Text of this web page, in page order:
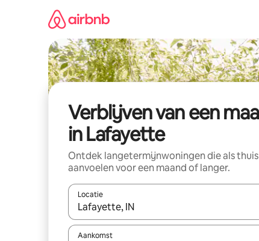
Verblijven van een
in Lafayette
Ontdek langetermijnwoningen die als thuis
aanvoelen voor een maand of langer.
Locatie
Wanneer er resultaten beschikbaar zijn,
Aankomst